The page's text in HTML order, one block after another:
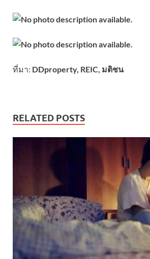
ที่มา: DDproperty, REIC, มติชน
RELATED POSTS